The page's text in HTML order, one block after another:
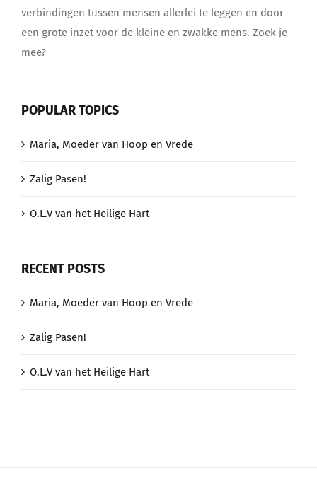
verbindingen tussen mensen allerlei te leggen en door
een grote inzet voor de kleine en zwakke mens. Zoek je
mee?
POPULAR TOPICS
Maria, Moeder van Hoop en Vrede
Zalig Pasen!
O.L.V van het Heilige Hart
RECENT POSTS
Maria, Moeder van Hoop en Vrede
Zalig Pasen!
O.L.V van het Heilige Hart